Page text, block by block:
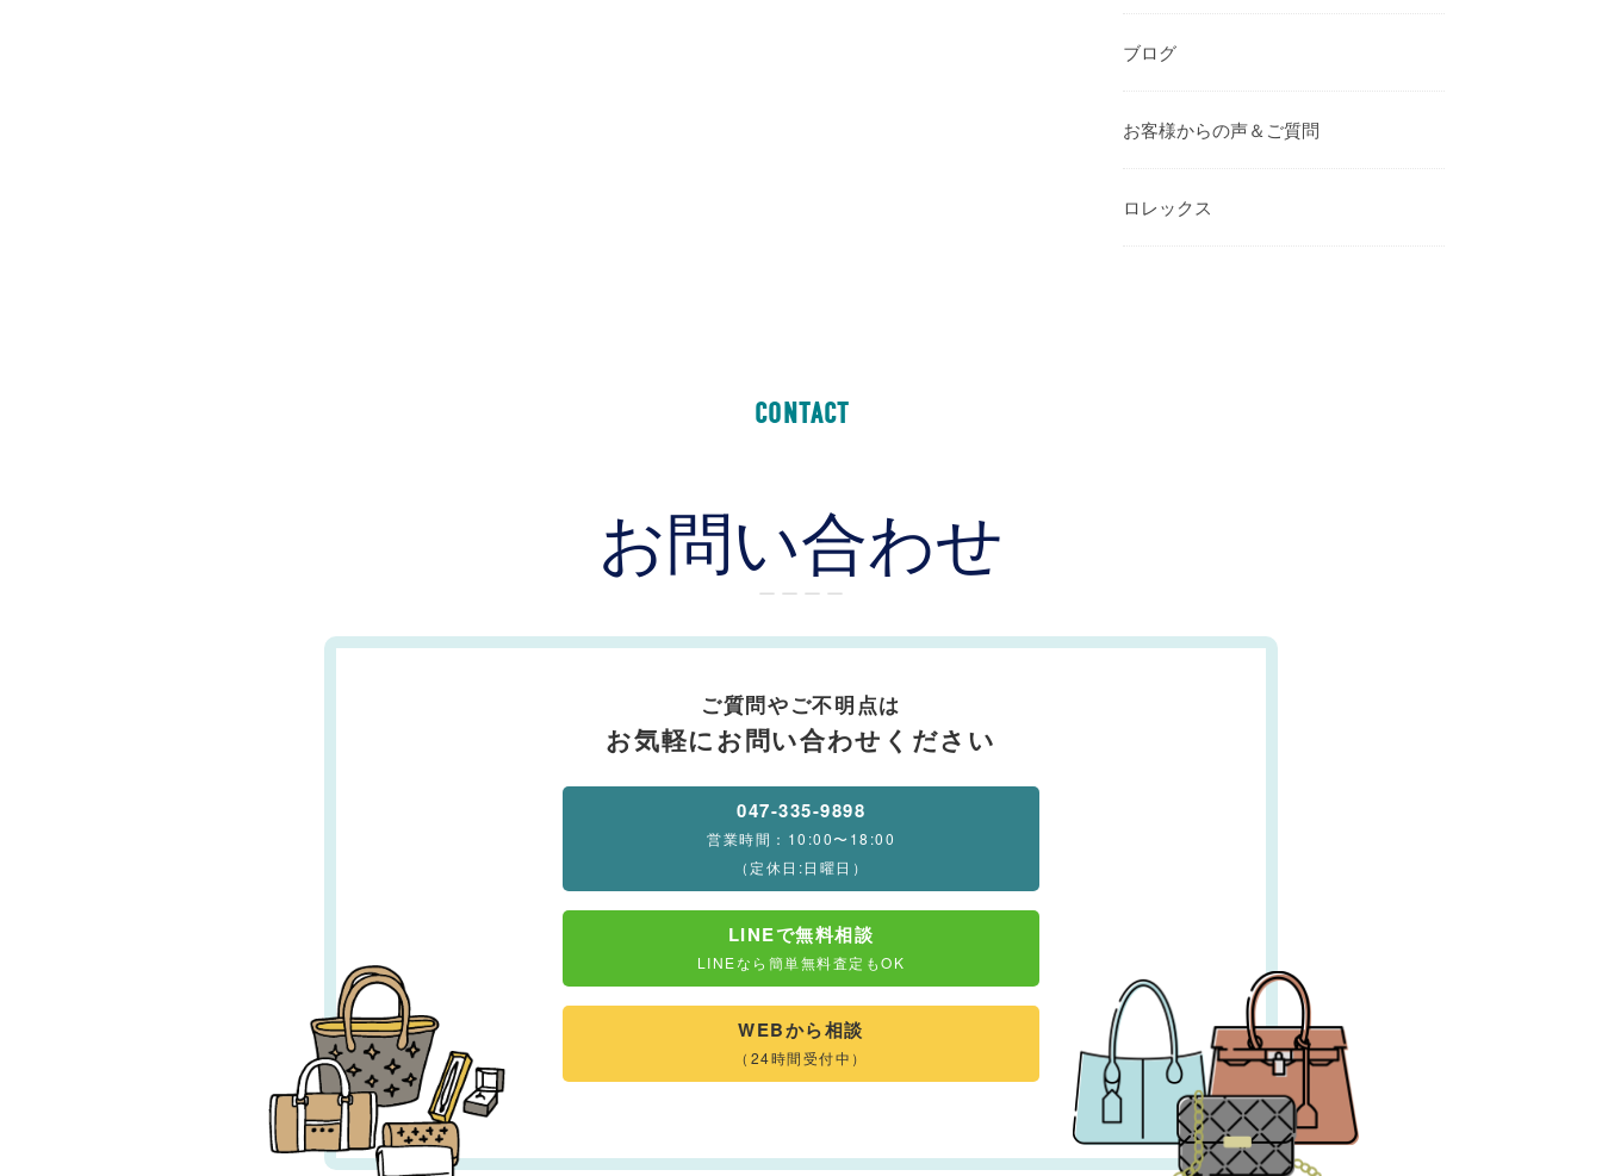
ブログ
お客様からの声＆ご質問
ロレックス
CONTACT
お問い合わせ
ー ー ー ー
ご質問やご不明点は
お気軽にお問い合わせください
047-335-9898
営業時間：10:00〜18:00
（定休日:日曜日）
LINEで無料相談
LINEなら簡単無料査定もOK
WEBから相談
（24時間受付中）